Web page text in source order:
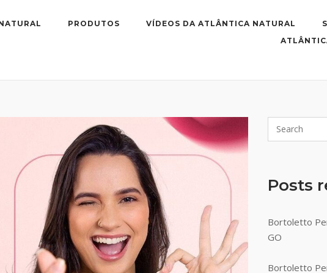
PRODUTOS VÍDEOS DA ATLÂNTICA NATURAL
Posts
Bortoletto
GO
Bortoletto